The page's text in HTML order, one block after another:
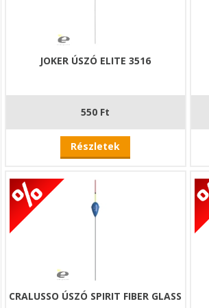
JOKER ÚSZÓ ELITE 3516
550 Ft
Részletek
CRALUSSO ÚSZÓ SPIRIT FIBER GLASS